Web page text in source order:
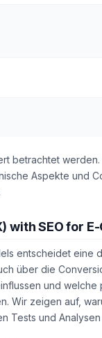
betrachtet
with SEO for
entscheidet eine
über die
und